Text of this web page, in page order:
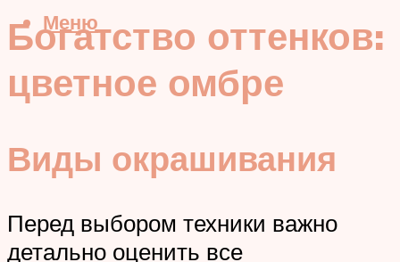
Меню
Богатство оттенков:
цветное омбре
Виды окрашивания
Перед выбором техники важно
детально оценить все